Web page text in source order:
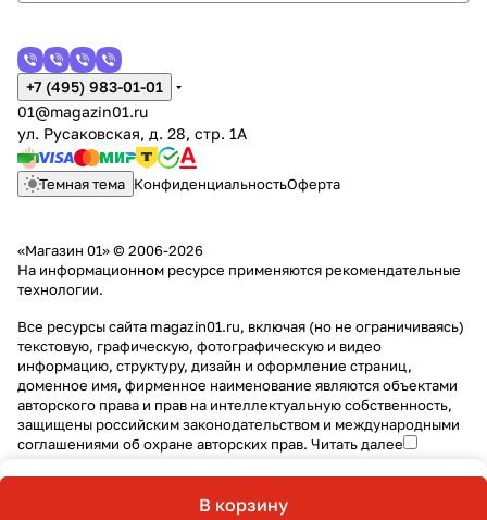
В корзину
+7 (495) 983-01-01
01@magazin01.ru
ул. Русаковская, д. 28, стр. 1А
Темная тема КонфиденциальностьОферта
«Магазин 01» © 2006-2026
На информационном ресурсе применяются рекомендательные
технологии.
Все ресурсы сайта magazin01.ru, включая (но не ограничиваясь)
текстовую, графическую, фотографическую и видео
информацию, структуру, дизайн и оформление страниц,
доменное имя, фирменное наименование являются объектами
авторского права и прав на интеллектуальную собственность,
защищены российским законодательством и международными
соглашениями об охране авторских прав. Читать далее